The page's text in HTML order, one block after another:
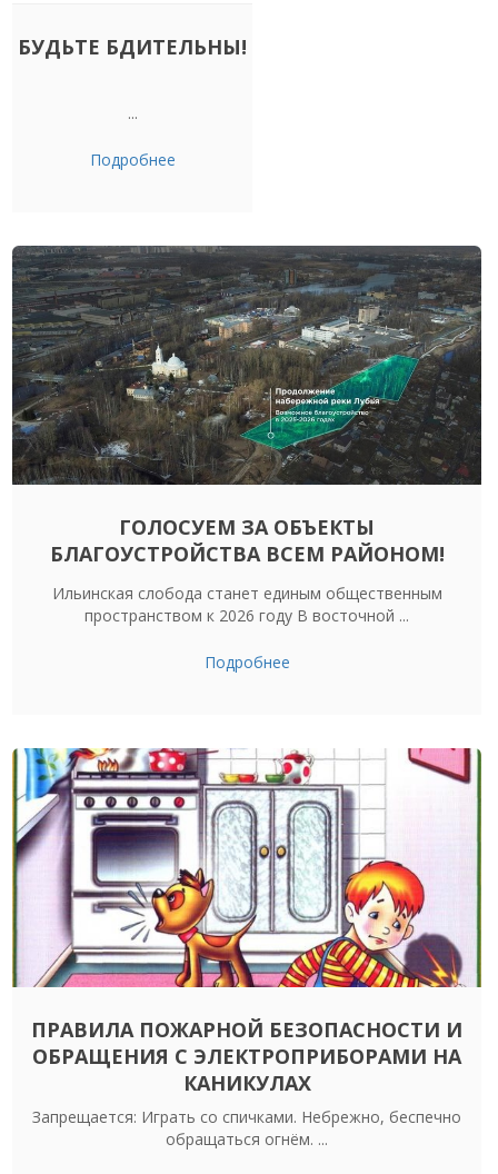
БУДЬТЕ БДИТЕЛЬНЫ!
...
Подробнее
ГОЛОСУЕМ ЗА ОБЪЕКТЫ
БЛАГОУСТРОЙСТВА ВСЕМ РАЙОНОМ!
Ильинская слобода станет единым общественным
пространством к 2026 году В восточной ...
Подробнее
ПРАВИЛА ПОЖАРНОЙ БЕЗОПАСНОСТИ И
ОБРАЩЕНИЯ С ЭЛЕКТРОПРИБОРАМИ НА
КАНИКУЛАХ
Запрещается: Играть со спичками. Небрежно, беспечно
обращаться огнём. ...